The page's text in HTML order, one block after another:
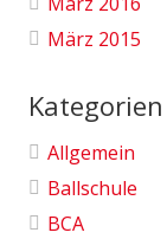
März 2015
Kategorien
Allgemein
Ballschule
BCA